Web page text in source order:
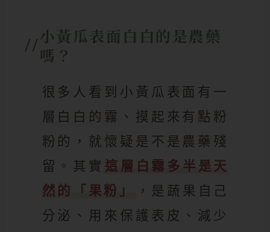
小黃瓜表面白白的是農藥
嗎？
很多人看到小黃瓜表面有一
層白白的霧、摸起來有點粉
粉的，就懷疑是不是農藥殘
留。其實 這層白霧多半是天
然的「果粉」
，是蔬果自己
分泌、用來保護表皮、減少